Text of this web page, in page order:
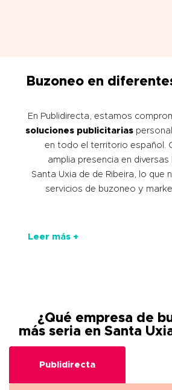
Buzoneo en
En Publidirecta, estamos
soluciones publicitarias
en todo el territorio español.
amplia presencia en
Santa Uxia de de Ribeira, lo que
servicios de buzoneo y
Leer más +
¿Qué empresa de
más seria en Santa
Publidirecta